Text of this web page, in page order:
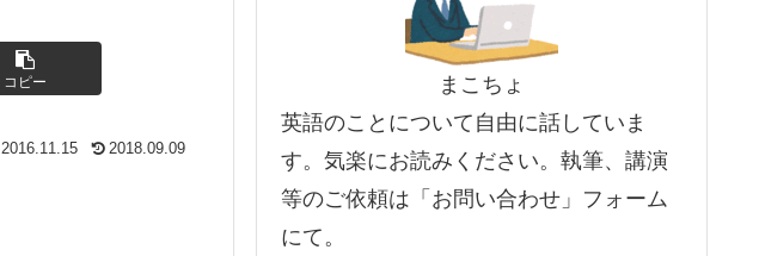
コピー
2016.11.15 2018.09.09
まこちょ
英語のことについて自由に話していま
す。気楽にお読みください。執筆、講演
等のご依頼は「お問い合わせ」フォーム
にて。